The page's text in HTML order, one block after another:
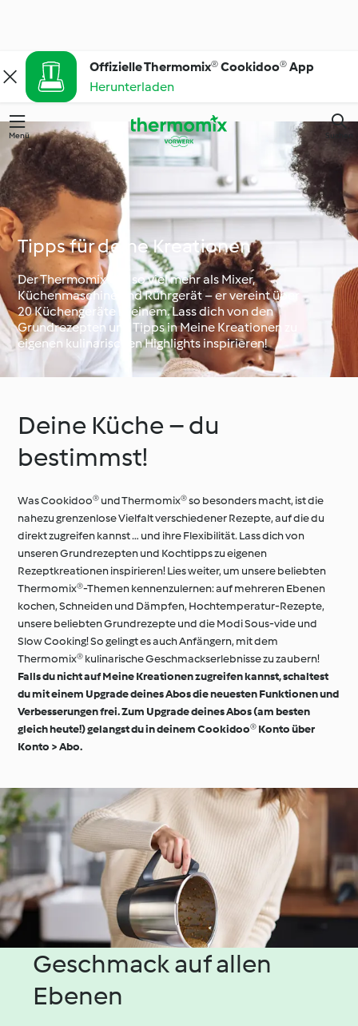
Offizielle Thermomix® Cookidoo® App
Herunterladen
Menü Suchen
Tipps für deine Kreationen
Der Thermomix® ist so viel mehr als Mixer,
Küchenmaschine und Rührgerät – er vereint über
20 Küchengeräte in einem. Lass dich von den
Grundrezepten und Tipps in Meine Kreationen zu
eigenen kulinarischen Highlights inspirieren!
Deine Küche – du
bestimmst!
Was Cookidoo® und Thermomix® so besonders macht, ist die
nahezu grenzenlose Vielfalt verschiedener Rezepte, auf die du
direkt zugreifen kannst … und ihre Flexibilität. Lass dich von
unseren Grundrezepten und Kochtipps zu eigenen
Rezeptkreationen inspirieren! Lies weiter, um unsere beliebten
Thermomix®-Themen kennenzulernen: auf mehreren Ebenen
kochen, Schneiden und Dämpfen, Hochtemperatur-Rezepte,
unsere beliebten Grundrezepte und die Modi Sous-vide und
Slow Cooking! So gelingt es auch Anfängern, mit dem
Thermomix® kulinarische Geschmackserlebnisse zu zaubern!
Falls du nicht auf Meine Kreationen zugreifen kannst, schaltest
du mit einem Upgrade deines Abos die neuesten Funktionen und
Verbesserungen frei. Zum Upgrade deines Abos (am besten
gleich heute!) gelangst du in deinem Cookidoo® Konto über
Konto > Abo.
Geschmack auf allen
Ebenen